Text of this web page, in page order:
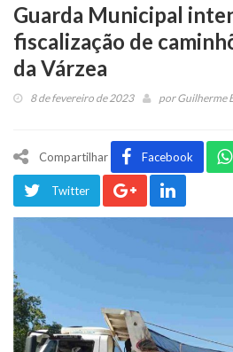
Guarda Municipal
fiscalização de
da Várzea
8 de fevereiro de 2023 porGuilherme
Compartilhar Facebook
Twitter